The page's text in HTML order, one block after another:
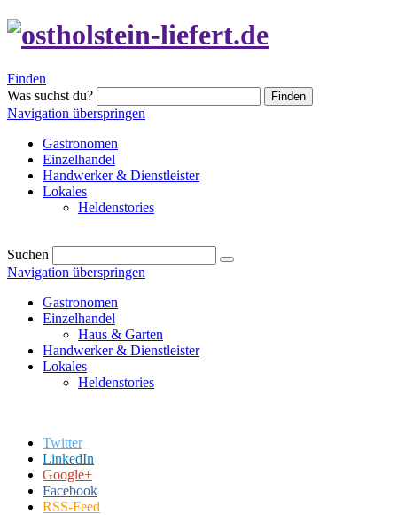
Finden
Was suchst du?
Finden
Navigation überspringen
Gastronomen
Einzelhandel
Handwerker & Dienstleister
Lokales
Heldenstories
Suchen
Navigation überspringen
Gastronomen
Einzelhandel
Haus & Garten
Handwerker & Dienstleister
Lokales
Heldenstories
Twitter
LinkedIn
Google+
Facebook
RSS-Feed